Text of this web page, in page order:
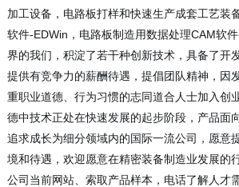
加工设备，电路板打样和快速生产成套工艺装
软件-EDWin，电路板制造用数据处理CAM软
界的我们，积淀了若干种创新技术，具备了开
提供有竞争力的薪酬待遇，提倡团队精神，因
重职业道德、行为习惯的志同道合人士加入创
德中技术正处在快速发展的起步阶段，产品面
追求成长为细分领域内的国际一流公司，愿意
境和待遇，欢迎愿意在精密装备制造业发展的
公司当前网站、索取产品样本，电话了解人才